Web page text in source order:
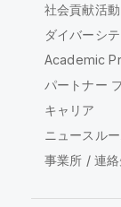
社会貢献活動
ダイバーシテ
Academic
パートナー
キャリア
ニュースル
事業所 / 連